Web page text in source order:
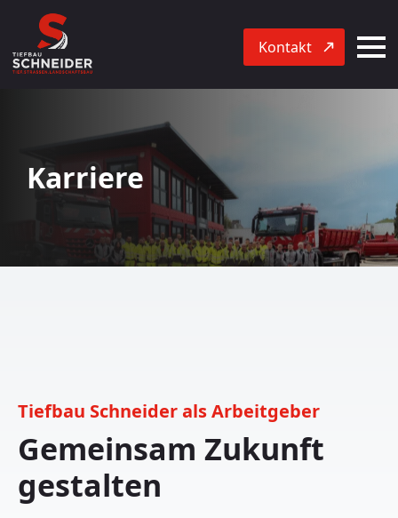
Kontakt
Karriere
Tiefbau Schneider als Arbeitgeber
Gemeinsam Zukunft
gestalten